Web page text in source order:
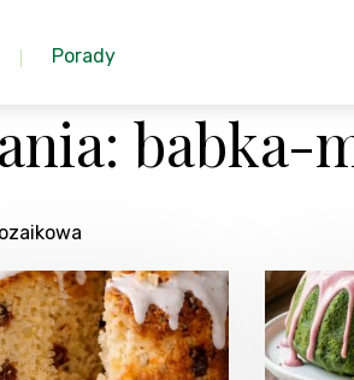
Porady
babka-